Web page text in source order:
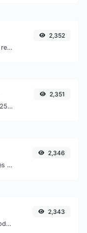
Décoder l'entrée URL pour revenir à une chaîne normale.
2,352
Générez un hachage SHA-256 pour toute entrée de chaîne.
2,351
Convertissez facilement des fichiers image PNG en JPG.
2,346
Convertir les extraits de code bbcode de type forum en code HTML brut.
2,343